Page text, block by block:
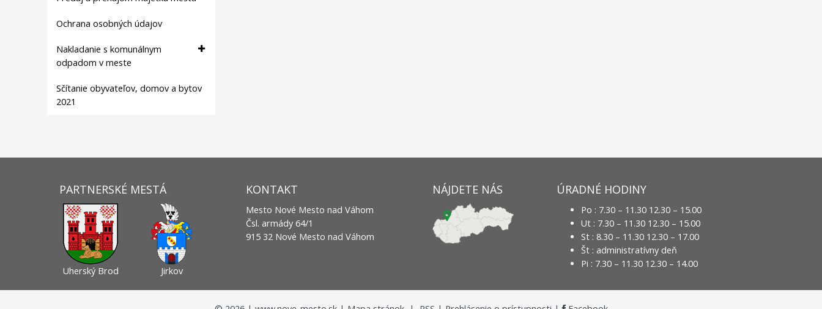
Ochrana osobných údajov
Nakladanie s komunálnym
odpadom v meste
Sčítanie obyvateľov, domov a bytov
2021
PARTNERSKÉ MESTÁ
Uherský Brod Jirkov
KONTAKT
Mesto Nové Mesto nad Váhom
Čsl. armády 64/1
915 32 Nové Mesto nad Váhom
NÁJDETE NÁS ÚRADNÉ HODINY
Po : 7.30 – 11.30 12.30 – 15.00
Ut : 7.30 – 11.30 12.30 – 15.00
St : 8.30 – 11.30 12.30 – 17.00
Št : administratívny deň
Pi : 7.30 – 11.30 12.30 – 14.00